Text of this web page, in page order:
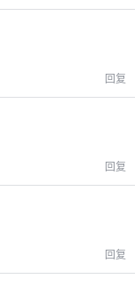
回复
回复
回复